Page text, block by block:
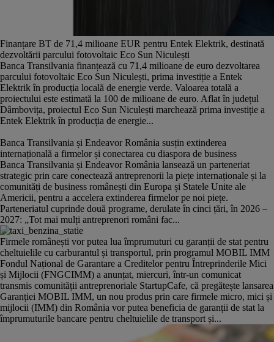
Finanțare BT de 71,4 milioane EUR pentru Entek Elektrik, destinată
dezvoltării parcului fotovoltaic Eco Sun Niculești
Banca Transilvania finanțează cu 71,4 milioane de euro dezvoltarea
parcului fotovoltaic Eco Sun Niculești, prima investiție a Entek
Elektrik în producția locală de energie verde. Valoarea totală a
proiectului este estimată la 100 de milioane de euro. Aflat în județul
Dâmbovița, proiectul Eco Sun Niculești marchează prima investiție a
Entek Elektrik în producția de energie...
Banca Transilvania și Endeavor România susțin extinderea
internațională a firmelor și conectarea cu diaspora de business
Banca Transilvania și Endeavor România lansează un parteneriat
strategic prin care conectează antreprenorii la piețe internaționale și la
comunități de business românești din Europa și Statele Unite ale
Americii, pentru a accelera extinderea firmelor pe noi piețe.
Parteneriatul cuprinde două programe, derulate în cinci țări, în 2026 –
2027: „Tot mai mulți antreprenori români fac...
Firmele românești vor putea lua împrumuturi cu garanții de stat pentru
cheltuielile cu carburantul și transportul, prin programul MOBIL IMM
Fondul Național de Garantare a Creditelor pentru Întreprinderile Mici
și Mijlocii (FNGCIMM) a anunțat, miercuri, într-un comunicat
transmis comunității antreprenoriale StartupCafe, că pregătește lansarea
Garanției MOBIL IMM, un nou produs prin care firmele micro, mici și
mijlocii (IMM) din România vor putea beneficia de garanții de stat la
împrumuturile bancare pentru cheltuielile de transport și...